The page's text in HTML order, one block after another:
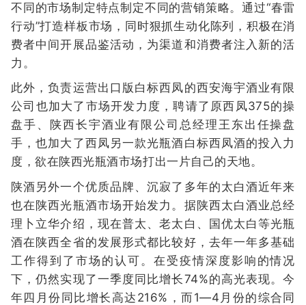
不同的市场制定特点制定不同的营销策略。通过“春雷
行动”打造样板市场，同时狠抓生动化陈列，积极在消
费者中间开展品鉴活动，为渠道和消费者注入新的活
力。
此外，负责运营出口版白标西凤的西安海宇酒业有限
公司也加大了市场开发力度，聘请了原西凤375的操
盘手、陕西长宇酒业有限公司总经理王东出任操盘
手，也加大了西凤另一款光瓶酒白标西凤酒的投入力
度，欲在陕西光瓶酒市场打出一片自己的天地。
陕酒另外一个优质品牌、沉寂了多年的太白酒近年来
也在陕西光瓶酒市场开始发力。据陕西太白酒业总经
理卜立华介绍，现在普太、老太白、国优太白等光瓶
酒在陕西全省的发展形式都比较好，去年一年多基础
工作得到了市场的认可。在受疫情深度影响的情况
下，仍然实现了一季度同比增长74%的高光表现。今
年四月份同比增长高达216%，而1—4月份的综合同